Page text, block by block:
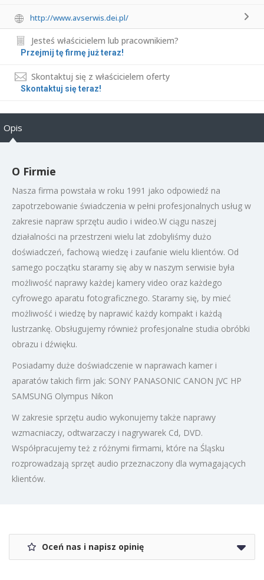
http://www.avserwis.dei.pl/
Jesteś właścicielem lub pracownikiem?
Przejmij tę firmę już teraz!
Skontaktuj się z właścicielem oferty
Skontaktuj się teraz!
Opis
O Firmie
Nasza firma powstała w roku 1991 jako odpowiedź na
zapotrzebowanie świadczenia w pełni profesjonalnych usług w
zakresie napraw sprzętu audio i wideo.W ciągu naszej
działalności na przestrzeni wielu lat zdobyliśmy dużo
doświadczeń, fachową wiedzę i zaufanie wielu klientów. Od
samego początku staramy się aby w naszym serwisie była
możliwość naprawy każdej kamery video oraz każdego
cyfrowego aparatu fotograficznego. Staramy się, by mieć
możliwość i wiedzę by naprawić każdy kompakt i każdą
lustrzankę. Obsługujemy również profesjonalne studia obróbki
obrazu i dźwięku.
Posiadamy duże doświadczenie w naprawach kamer i
aparatów takich firm jak: SONY PANASONIC CANON JVC HP
SAMSUNG Olympus Nikon
W zakresie sprzętu audio wykonujemy także naprawy
wzmacniaczy, odtwarzaczy i nagrywarek Cd, DVD.
Współpracujemy też z różnymi firmami, które na Śląsku
rozprowadzają sprzęt audio przeznaczony dla wymagających
klientów.
Oceń nas i napisz opinię